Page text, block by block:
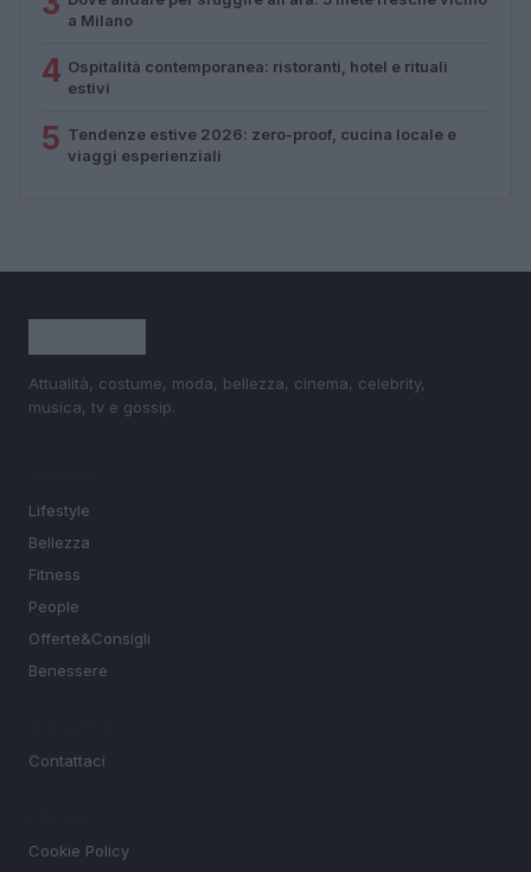
a Milano
4 Ospitalità contemporanea: ristoranti, hotel e rituali
estivi
5 Tendenze estive 2026: zero-proof, cucina locale e
viaggi esperienziali
Attualità, costume, moda, bellezza, cinema, celebrity,
musica, tv e gossip.
Lifestyle
Bellezza
Fitness
People
Offerte&Consigli
Benessere
Contattaci
Cookie Policy